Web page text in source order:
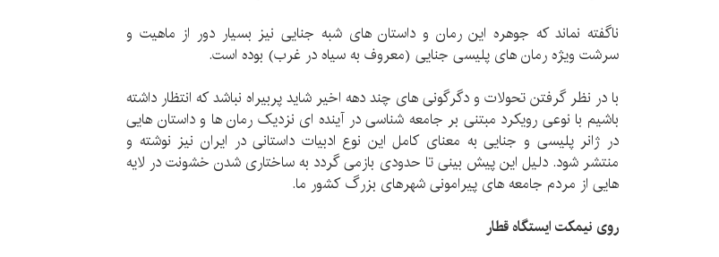
ناگفته نماند که جوهره این رمان و داستان های شبه جنایی نیز بسیار دور از ماهیت و
سرشت ویژه رمان های پلیسی جنایی (معروف به سیاه در غرب) بوده است.
با در نظر گرفتن تحولات و دگرگونی های چند دهه اخیر شاید پربیراه نباشد که انتظار داشته
باشیم با نوعی رویکرد مبتنی بر جامعه شناسی در آینده ای نزدیک رمان ها و داستان هایی
در ژانر پلیسی و جنایی به معنای کامل این نوع ادبیات داستانی در ایران نیز نوشته و
منتشر شود. دلیل این پیش بینی تا حدودی بازمی گردد به ساختاری شدن خشونت در لایه
هایی از مردم جامعه های پیرامونی شهرهای بزرگ کشور ما.
روی نیمکت ایستگاه قطار